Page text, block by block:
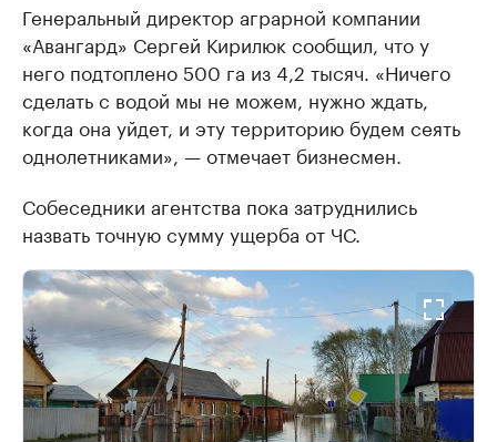
Генеральный директор аграрной компании
«Авангард» Сергей Кирилюк сообщил, что у
него подтоплено 500 га из 4,2 тысяч. «Ничего
сделать с водой мы не можем, нужно ждать,
когда она уйдет, и эту территорию будем сеять
однолетниками», — отмечает бизнесмен.
Собеседники агентства пока затруднились
назвать точную сумму ущерба от ЧС.